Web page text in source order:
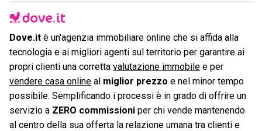
Dove.it è un'agenzia immobiliare online che si affida alla
tecnologia e ai migliori agenti sul territorio per garantire ai
propri clienti una corretta valutazione immobile e per
vendere casa online al miglior prezzo e nel minor tempo
possibile. Semplificando i processi è in grado di offrire un
servizio a ZERO commissioni per chi vende mantenendo
al centro della sua offerta la relazione umana tra clienti e